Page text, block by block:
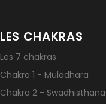
LES CHAKRAS
Les 7 chakras
Chakra 1 - Muladhara
Chakra 2 - Swadhisthana